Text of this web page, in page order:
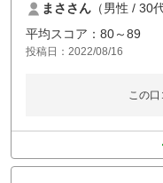
もう少し糞を除去して頂け
まささん （男性 / 30代
平均スコア：80～89
投稿日：2022/08/16
この口